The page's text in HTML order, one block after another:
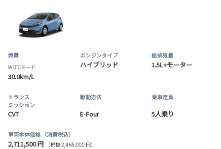
燃費
WLTCモード
30.0km/L
エンジンタイプ
ハイブリッド
総排気量
1.5L+モーター
トランス
ミッション
CVT
駆動方法
E-Four
乗車定員
5人乗り
車両本体価格 （消費税込）
2,711,500 円 （税抜 2,465,000 円）